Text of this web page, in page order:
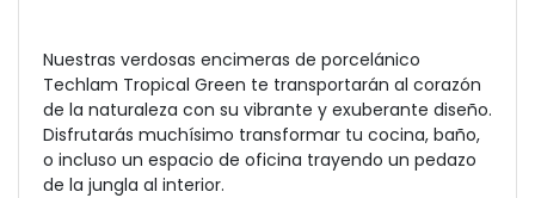
Nuestras verdosas encimeras de porcelánico
Techlam Tropical Green te transportarán al corazón
de la naturaleza con su vibrante y exuberante diseño.
Disfrutarás muchísimo transformar tu cocina, baño,
o incluso un espacio de oficina trayendo un pedazo
de la jungla al interior.